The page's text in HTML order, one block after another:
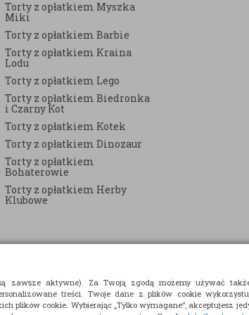
zawsze aktywne). Za Twoją zgodą możemy używać
treści. Twoje dane z plików cookie
plików cookie. Wybierając „Tylko wymagane”, akceptujesz
Torty z opłatkiem Myszka
Miki
Torty z opłatkiem Barbie
Torty z opłatkiem Kraina
Lodu
Torty z opłatkiem Lego
Torty z opłatkiem Biedronka
i Czarny Kot
Torty z opłatkiem Kotek
Torty z opłatkiem Dinozaur
Torty z opłatkiem
Bohaterowie
Torty z opłatkiem Herby
Klubowe